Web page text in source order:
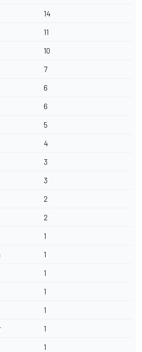
14
11
10
7
6
6
5
4
3
3
2
2
1
1
1
1
1
1
1